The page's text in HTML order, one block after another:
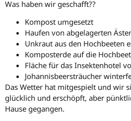
Was haben wir geschafft??
Kompost umgesetzt
Haufen von abgelagerten
Unkraut aus den Hochbeeten
Komposterde auf die
Fläche für das Insektenhotel
Johannisbeersträucher
Das Wetter hat mitgespielt und wir
glücklich und erschöpft, aber
Hause gegangen.